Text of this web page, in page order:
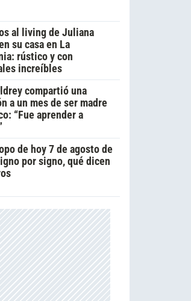
al living de Juliana
su casa en La
rústico y con
increíbles
compartió una
a un mes de ser madre
“Fue aprender a
de hoy 7 de agosto de
por signo, qué dicen